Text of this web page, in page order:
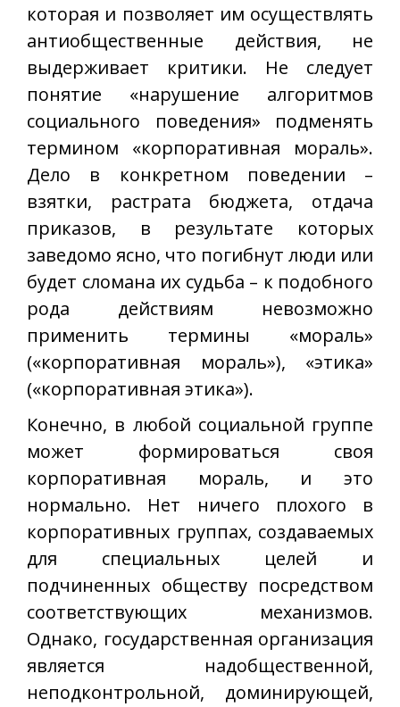
которая и позволяет им осуществлять
антиобщественные действия, не
выдерживает критики. Не следует
понятие «нарушение алгоритмов
социального поведения» подменять
термином «корпоративная мораль».
Дело в конкретном поведении –
взятки, растрата бюджета, отдача
приказов, в результате которых
заведомо ясно, что погибнут люди или
будет сломана их судьба – к подобного
рода действиям невозможно
применить термины «мораль»
(«корпоративная мораль»), «этика»
(«корпоративная этика»).
Конечно, в любой социальной группе
может формироваться своя
корпоративная мораль, и это
нормально. Нет ничего плохого в
корпоративных группах, создаваемых
для специальных целей и
подчиненных обществу посредством
соответствующих механизмов.
Однако, государственная организация
является надобщественной,
неподконтрольной, доминирующей,